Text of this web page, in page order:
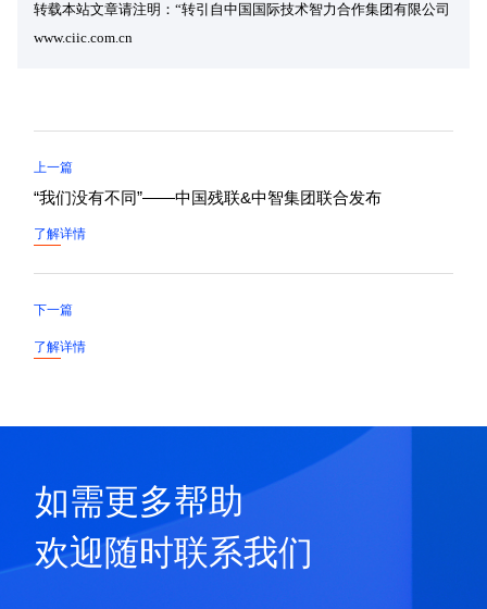
转载本站文章请注明：“转引自中国国际技术智力合作集团有限公司
www.ciic.com.cn
上一篇
“我们没有不同”——中国残联&中智集团联合发布
了解详情
下一篇
了解详情
如需更多帮助
欢迎随时联系我们